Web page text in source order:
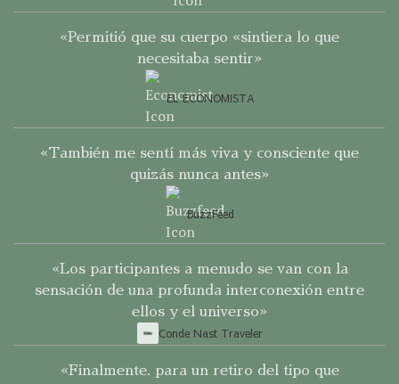
«Permitió que su cuerpo «sintiera lo que
necesitaba sentir»
EL ECONOMISTA
«También me sentí más viva y consciente que
quizás nunca antes»
BuzzFeed
«Los participantes a menudo se van con la
sensación de una profunda interconexión entre
ellos y el universo»
Conde Nast Traveler
«Finalmente, para un retiro del tipo que